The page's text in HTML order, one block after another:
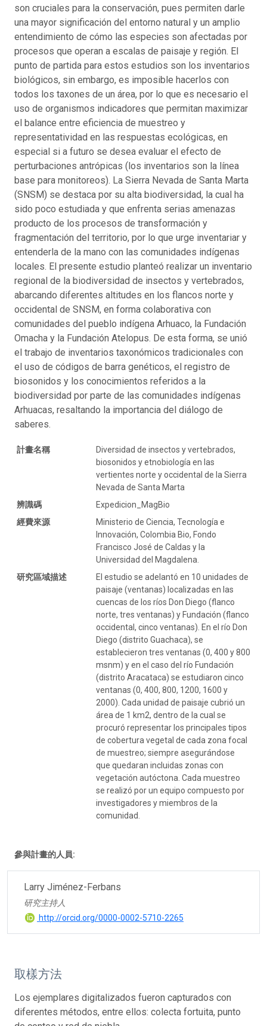
son cruciales para la conservación, pues permiten darle
una mayor significación del entorno natural y un amplio
entendimiento de cómo las especies son afectadas por
procesos que operan a escalas de paisaje y región. El
punto de partida para estos estudios son los inventarios
biológicos, sin embargo, es imposible hacerlos con
todos los taxones de un área, por lo que es necesario el
uso de organismos indicadores que permitan maximizar
el balance entre eficiencia de muestreo y
representatividad en las respuestas ecológicas, en
especial si a futuro se desea evaluar el efecto de
perturbaciones antrópicas (los inventarios son la línea
base para monitoreos). La Sierra Nevada de Santa Marta
(SNSM) se destaca por su alta biodiversidad, la cual ha
sido poco estudiada y que enfrenta serias amenazas
producto de los procesos de transformación y
fragmentación del territorio, por lo que urge inventariar y
entenderla de la mano con las comunidades indígenas
locales. El presente estudio planteó realizar un inventario
regional de la biodiversidad de insectos y vertebrados,
abarcando diferentes altitudes en los flancos norte y
occidental de SNSM, en forma colaborativa con
comunidades del pueblo indígena Arhuaco, la Fundación
Omacha y la Fundación Atelopus. De esta forma, se unió
el trabajo de inventarios taxonómicos tradicionales con
el uso de códigos de barra genéticos, el registro de
biosonidos y los conocimientos referidos a la
biodiversidad por parte de las comunidades indígenas
Arhuacas, resaltando la importancia del diálogo de
saberes.
計畫名稱
Diversidad de insectos y vertebrados,
biosonidos y etnobiología en las
vertientes norte y occidental de la Sierra
Nevada de Santa Marta
辨識碼
Expedicion_MagBio
經費來源
Ministerio de Ciencia, Tecnología e
Innovación, Colombia Bio, Fondo
Francisco José de Caldas y la
Universidad del Magdalena.
研究區域描述
El estudio se adelantó en 10 unidades de
paisaje (ventanas) localizadas en las
cuencas de los ríos Don Diego (flanco
norte, tres ventanas) y Fundación (flanco
occidental, cinco ventanas). En el río Don
Diego (distrito Guachaca), se
establecieron tres ventanas (0, 400 y 800
msnm) y en el caso del río Fundación
(distrito Aracataca) se estudiaron cinco
ventanas (0, 400, 800, 1200, 1600 y
2000). Cada unidad de paisaje cubrió un
área de 1 km2, dentro de la cual se
procuró representar los principales tipos
de cobertura vegetal de cada zona focal
de muestreo; siempre asegurándose
que quedaran incluidas zonas con
vegetación autóctona. Cada muestreo
se realizó por un equipo compuesto por
investigadores y miembros de la
comunidad.
參與計畫的人員:
Larry Jiménez-Ferbans
研究主持人
http://orcid.org/0000-0002-5710-2265
取樣方法
Los ejemplares digitalizados fueron capturados con
diferentes métodos, entre ellos: colecta fortuita, punto